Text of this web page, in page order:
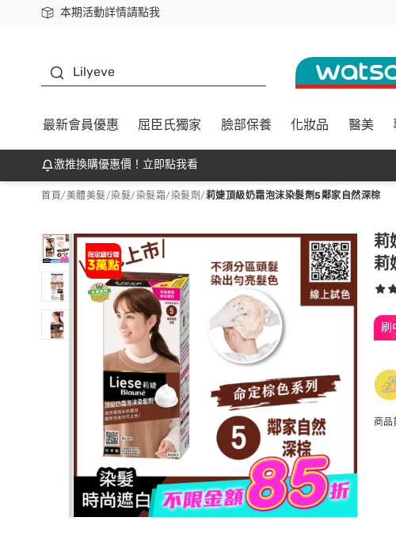
本期活動詳情請點我
下載app最高回饋$350
Lilyeve
最新會員優惠 屈臣氏獨家 臉部保養 化妝品 醫美
激推換購優惠價！立即點我看
首頁/美體美髮/染髮/染髮霜/染髮劑 /莉婕頂級奶霜泡沫染髮劑5鄰家自然深棕
莉
莉
刷
商品